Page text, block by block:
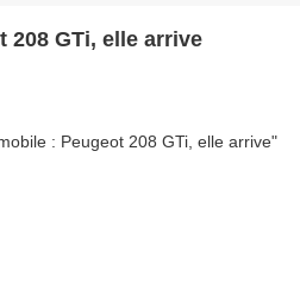
208 GTi, elle arrive